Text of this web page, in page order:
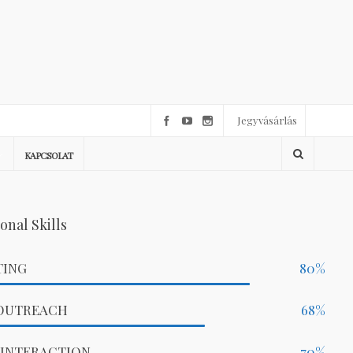
Jegyvásárlás
KAPCSOLAT
Skills
80%
68%